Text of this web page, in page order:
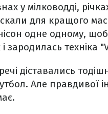
у мілководді,
для кращого
одне одному,
і зародилась техніка
діставались
Але правдивої